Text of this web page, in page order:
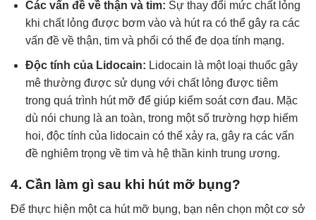
Các vấn đề về thận và tim: Sự thay đổi mức chất lỏng
khi chất lỏng được bơm vào và hút ra có thể gây ra các
vấn đề về thận, tim và phổi có thể đe dọa tính mạng.
Độc tính của Lidocain: Lidocain là một loại thuốc gây
mê thường được sử dụng với chất lỏng được tiêm
trong quá trình hút mỡ để giúp kiểm soát cơn đau. Mặc
dù nói chung là an toàn, trong một số trường hợp hiếm
hoi, độc tính của lidocain có thể xảy ra, gây ra các vấn
đề nghiêm trọng về tim và hệ thần kinh trung ương.
4. Cần làm gì sau khi hút mỡ bụng?
Để thực hiện một ca hút mỡ bụng, bạn nên chọn một cơ sở